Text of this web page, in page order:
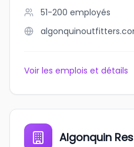
51-200 employés
Voir les emplois et détails
Algonquin